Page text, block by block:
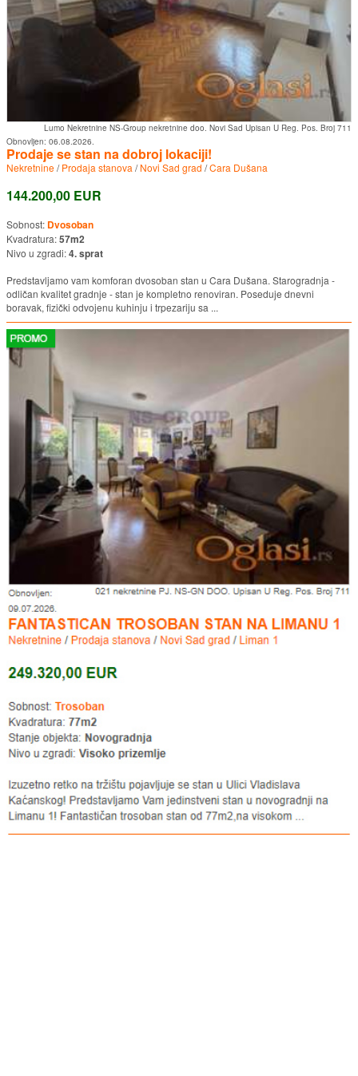
Lumo Nekretnine NS-Group nekretnine doo. Novi Sad Upisan U Reg. Pos. Broj 711
Obnovljen: 06.08.2026.
Prodaje se stan na dobroj lokaciji!
Nekretnine/Prodaja stanova /Novi Sad grad /Cara Dušana
144.200,00 EUR
Sobnost: Dvosoban
Kvadratura:57m2
Nivo u zgradi:4. sprat
Predstavljamo vam komforan dvosoban stan u Cara Dušana. Starogradnja -
odličan kvalitet gradnje - stan je kompletno renoviran. Poseduje dnevni
boravak, fizički odvojenu kuhinju i trpezariju sa ...